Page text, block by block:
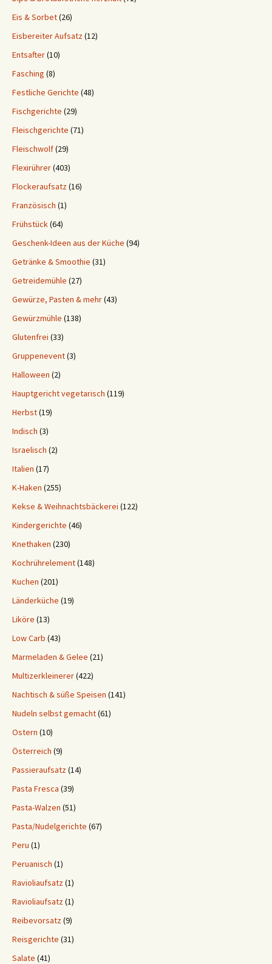
Eis & Sorbet(26)
Eisbereiter Aufsatz(12)
Entsafter(10)
Fasching (8)
Festliche Gerichte (48)
Fischgerichte (29)
Fleischgerichte (71)
Fleischwolf(29)
Flexirührer(403)
Flockeraufsatz(16)
Französisch (1)
Frühstück(64)
Geschenk-Ideen aus der Küche (94)
Getränke & Smoothie (31)
Getreidemühle (27)
Gewürze, Pasten & mehr(43)
Gewürzmühle (138)
Glutenfrei (33)
Gruppenevent(3)
Halloween (2)
Hauptgericht vegetarisch (119)
Herbst(19)
Indisch (3)
Israelisch (2)
Italien (17)
K-Haken (255)
Kekse & Weihnachtsbäckerei (122)
Kindergerichte (46)
Knethaken (230)
Kochrührelement(148)
Kuchen (201)
Länderküche (19)
Liköre (13)
Low Carb (43)
Marmeladen & Gelee (21)
Multizerkleinerer(422)
Nachtisch & süße Speisen (141)
Nudeln selbst gemacht(61)
Ostern (10)
Österreich (9)
Passieraufsatz(14)
Pasta Fresca (39)
Pasta-Walzen (51)
Pasta/Nudelgerichte (67)
Peru (1)
Peruanisch (1)
Ravioliaufsatz(1)
Ravioliaufsatz(1)
Reibevorsatz(9)
Reisgerichte (31)
Salate (41)